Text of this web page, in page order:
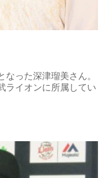
った深津瑠美さん。
ライオンに所属してい